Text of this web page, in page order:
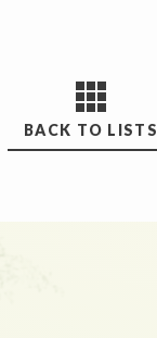
BACK TO LISTS